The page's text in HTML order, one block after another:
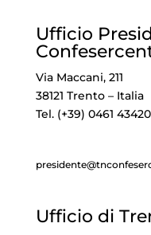
Ufficio
Via Maccani, 211
38121 Trento – Italia
Tel. (+39) 0461
Ufficio di